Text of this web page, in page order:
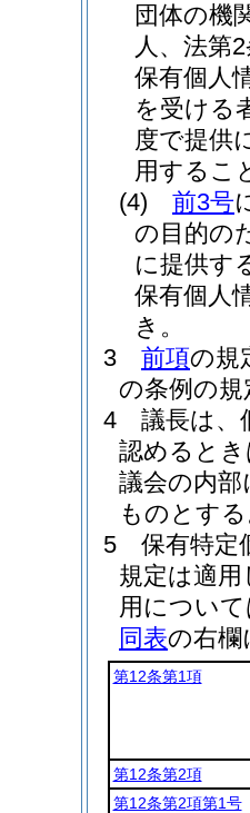
団体の機
人、法第
保有個人
を受ける
度で提供
用するこ
(4)
前3号
の目的の
に提供す
保有個人
き。
3
前項の規
の条例の
4
議長は、
認めると
議会の内
ものとす
5
保有特定
規定は適
用につい
同表の右欄
第12条第1項
第12条第2項
第12条第2項第1号